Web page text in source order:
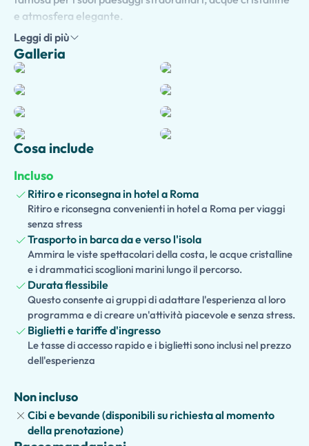
e atmosfera elegante.
Accompagnati da una guida locale esperta, esplorate i
punti salienti di
Capri e Anacapri
Piazzetta, i panoramici punti di osservazione, le strade
piene di boutique e le piazze pittoresche. Una visita alla
famosa
è uno dei punti salienti della
giornata, dove la luce del sole crea un bagliore azzurro
magico dentro questa straordinaria grotta marina
Godetevi il tempo libero per passeggiare sull'isola, fare
shopping di artigianato locale, rilassarvi in un caffè o
ammirare le vedute mozzafiato del Mar Mediterraneo. Le
famiglie che viaggiano con bambini possono scegliere
unaVersione Adatta alle Famiglie e ai Bambini, mentre le
estensioni opzionali possono includere un tour in barca
intorno all'isola, giro su seggiovia del Monte Solaro, Villa
San Michele, Giardini d'Augusto o pranzo tradizionale.
Perfetto per coppie, famiglie e piccoli gruppi, questa
indimenticabile escursione di un giorno offre l'occasione
ideale per sperimentare la bellezza senza tempo di Capri
Leggi di più
Galleria
Cosa include
Incluso
Ritiro e riconsegna in hotel a Roma
Ritiro e riconsegna convenienti in hotel a Roma per viaggi
senza stress
Trasporto in barca da e verso l'isola
Ammira le viste spettacolari della costa, le acque cristalline
e i drammatici scoglioni marini lungo il percorso.
Durata flessibile
Questo consente ai gruppi di adattare l'esperienza al loro
programma e di creare un'attività piacevole e senza stress.
Biglietti e tariffe d'ingresso
Le tasse di accesso rapido e i biglietti sono inclusi nel prezzo
dell'esperienza
Non incluso
Cibi e bevande (disponibili su richiesta al momento
della prenotazione)